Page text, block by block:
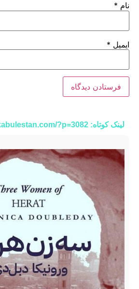
لینک کوتاه: https://kabulestan.com/?p=3082
نام *
ایمیل *